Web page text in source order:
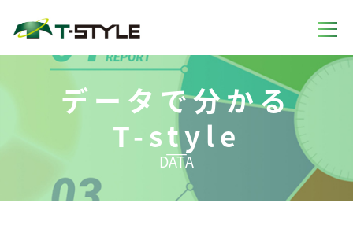
データで分かる
T-style
―
DATA